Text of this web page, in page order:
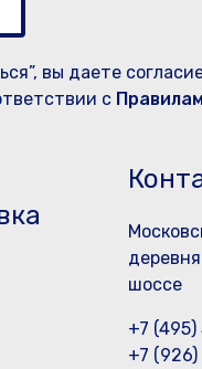
вы даете
с
шоссе
+7
+7